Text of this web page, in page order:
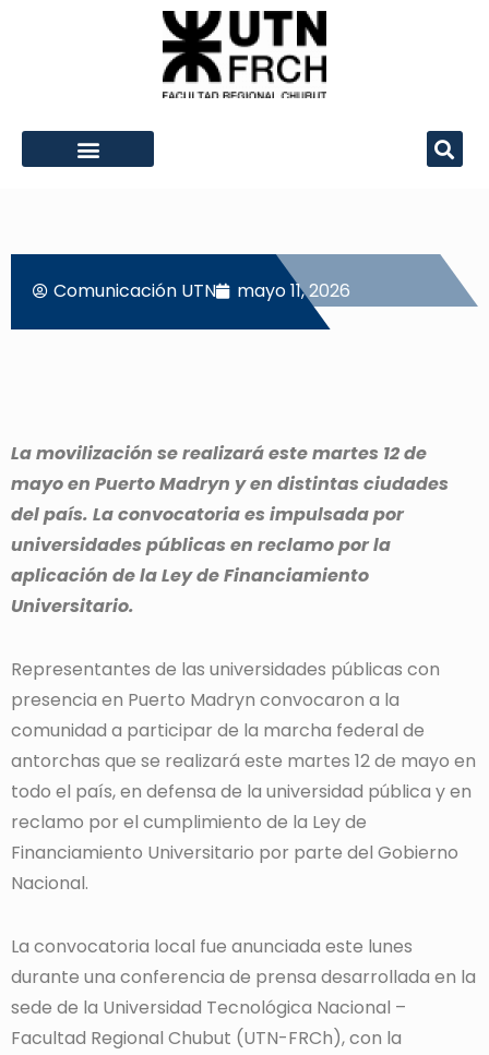
Comunicación UTN mayo 11, 2026
La movilización se realizará este martes 12 de
mayo en Puerto Madryn y en distintas ciudades
del país. La convocatoria es impulsada por
universidades públicas en reclamo por la
aplicación de la Ley de Financiamiento
Universitario.
Representantes de las universidades públicas con
presencia en Puerto Madryn convocaron a la
comunidad a participar de la marcha federal de
antorchas que se realizará este martes 12 de mayo en
todo el país, en defensa de la universidad pública y en
reclamo por el cumplimiento de la Ley de
Financiamiento Universitario por parte del Gobierno
Nacional.
La convocatoria local fue anunciada este lunes
durante una conferencia de prensa desarrollada en la
sede de la Universidad Tecnológica Nacional –
Facultad Regional Chubut (UTN-FRCh), con la